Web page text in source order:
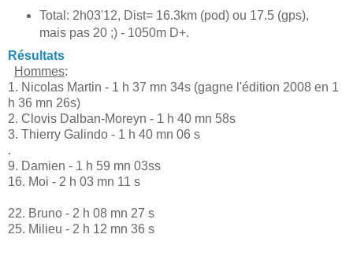
Total: 2h03'12, Dist= 16.3km (pod) ou 17.5 (gps),
mais pas 20 ;) - 1050m D+.
Résultats
Hommes:
1. Nicolas Martin - 1 h 37 mn 34s (gagne l'édition 2008 en 1
h 36 mn 26s)
2. Clovis Dalban-Moreyn - 1 h 40 mn 58s
3. Thierry Galindo - 1 h 40 mn 06 s
.
9. Damien - 1 h 59 mn 03ss
16. Moi - 2 h 03 mn 11 s
22. Bruno - 2 h 08 mn 27 s
25. Milieu - 2 h 12 mn 36 s